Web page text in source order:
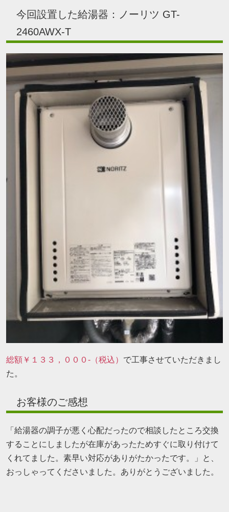
今回設置した給湯器：ノーリツ GT-
2460AWX-T
総額￥１３３，０００-（税込） で工事させていただきまし
た。
お客様のご感想
「給湯器の調子が悪く心配だったので相談したところ交換
することにしましたが在庫があったためすぐに取り付けて
くれてました。素早い対応がありがたかったです。」と、
おっしゃってくださいました。ありがとうございました。